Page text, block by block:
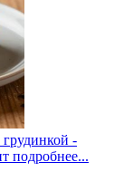
грудинкой -
подробнее...